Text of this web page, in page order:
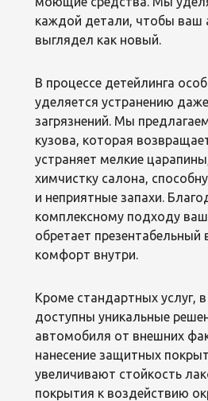
каждой детали, чтобы ваш
выглядел как новый.
В процессе детейлинга
уделяется устранению
загрязнений. Мы
кузова, которая
устраняет мелкие
химчистку салона,
и неприятные запахи.
комплексному подходу
обретает презентабельный
комфорт внутри.
Кроме стандартных услуг,
доступны уникальные
автомобиля от внешних
нанесение защитных
увеличивают стойкость
покрытия к воздействию